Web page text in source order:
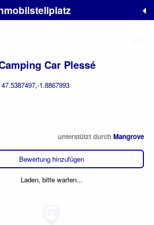
Car Plessé
47.5387497,-1.8867993
unterstützt durch Mangrove
Bewertung hinzufügen
Laden, bitte warten...